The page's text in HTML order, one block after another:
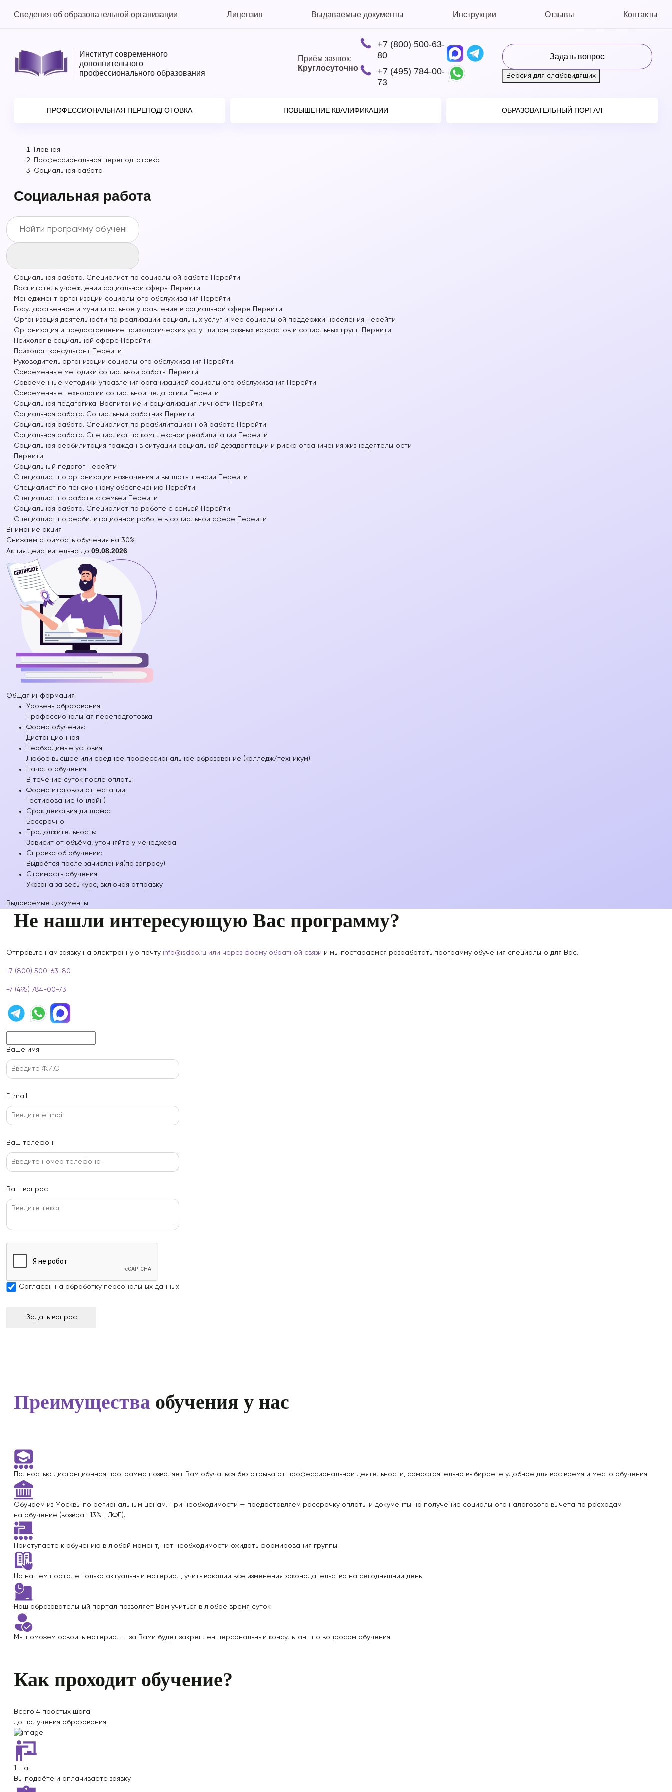
Сведения об образовательной организации Лицензия Выдаваемые документы Инструкции Отзывы Контакты
Институт современного
дополнительного
профессионального образования
Приём заявок:
Круглосуточно
+7 (800) 500-63-
80
+7 (495) 784-00-
73
Задать вопрос
Версия для слабовидящих
ПРОФЕССИОНАЛЬНАЯ ПЕРЕПОДГОТОВКА ПОВЫШЕНИЕ КВАЛИФИКАЦИИ ОБРАЗОВАТЕЛЬНЫЙ ПОРТАЛ
Главная
Профессиональная переподготовка
Социальная работа
Социальная работа
Социальная работа. Специалист по социальной работе Перейти
Воспитатель учреждений социальной сферы Перейти
Менеджмент организации социального обслуживания Перейти
Государственное и муниципальное управление в социальной сфере Перейти
Организация деятельности по реализации социальных услуг и мер социальной поддержки населения Перейти
Организация и предоставление психологических услуг лицам разных возрастов и социальных групп Перейти
Психолог в социальной сфере Перейти
Психолог-консультант Перейти
Руководитель организации социального обслуживания Перейти
Современные методики социальной работы Перейти
Современные методики управления организацией социального обслуживания Перейти
Современные технологии социальной педагогики Перейти
Социальная педагогика. Воспитание и социализация личности Перейти
Социальная работа. Социальный работник Перейти
Социальная работа. Специалист по реабилитационной работе Перейти
Социальная работа. Специалист по комплексной реабилитации Перейти
Социальная реабилитация граждан в ситуации социальной дезадаптации и риска ограничения жизнедеятельности
Перейти
Социальный педагог Перейти
Специалист по организации назначения и выплаты пенсии Перейти
Специалист по пенсионному обеспечению Перейти
Специалист по работе с семьей Перейти
Социальная работа. Специалист по работе с семьей Перейти
Специалист по реабилитационной работе в социальной сфере Перейти
Внимание акция
Снижаем стоимость обучения на 30%
Акция действительна до 09.08.2026
Общая информация
Уровень образования:
Профессиональная переподготовка
Форма обучения:
Дистанционная
Необходимые условия:
Любое высшее или среднее профессиональное образование (колледж/техникум)
Начало обучения:
В течение суток после оплаты
Форма итоговой аттестации:
Тестирование (онлайн)
Срок действия диплома:
Бессрочно
Продолжительность:
Зависит от объёма, уточняйте у менеджера
Справка об обучении:
Выдаётся после зачисления(по запросу)
Стоимость обучения:
Указана за весь курс, включая отправку
Выдаваемые документы
Не нашли интересующую Вас программу?
Отправьте нам заявку на электронную почту info@isdpo.ru или через форму обратной связи и мы постараемся разработать программу обучения специально для Вас.
+7 (800) 500-63-80
+7 (495) 784-00-73
Ваше имя
E-mail
Ваш телефон
Ваш вопрос
Согласен на обработку персональных данных
Преимущества обучения у нас
Полностью дистанционная программа позволяет Вам обучаться без отрыва от профессиональной деятельности, самостоятельно выбираете удобное для вас время и место обучения
Обучаем из Москвы по региональным ценам. При необходимости — предоставляем рассрочку оплаты и документы на получение cоциального налогового вычета по расходам
на обучение (возврат 13% НДФЛ).
Приступаете к обучению в любой момент, нет необходимости ожидать формирования группы
На нашем портале только актуальный материал , учитывающий все изменения законодательства на сегодняшний день
Наш образовательный портал позволяет Вам учиться в любое время суток
Мы поможем освоить материал – за Вами будет закреплен персональный консультант по вопросам обучения
Как проходит обучение?
Всего 4 простых шага
до получения образования
1 шаг
Вы подаёте и оплачиваете заявку